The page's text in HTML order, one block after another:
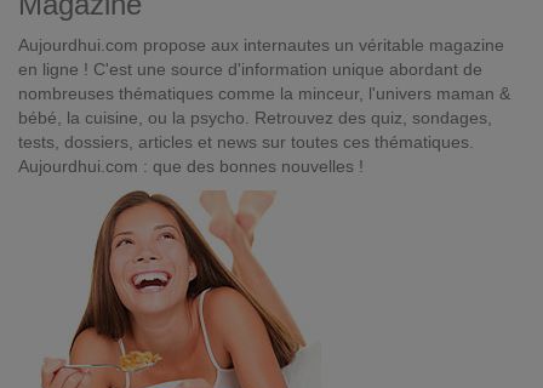
Aujourdhui.com propose aux internautes un véritable magazine
en ligne ! C'est une source d'information unique abordant de
nombreuses thématiques comme la minceur, l'univers maman &
bébé, la cuisine, ou la psycho. Retrouvez des quiz, sondages,
tests, dossiers, articles et news sur toutes ces thématiques.
Aujourdhui.com : que des bonnes nouvelles !